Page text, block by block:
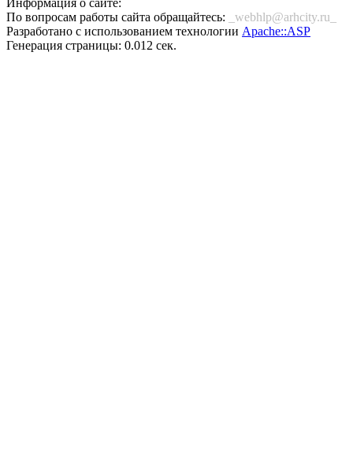
Информация о сайте:
По вопросам работы сайта обращайтесь:
_webhlp@arhcity.ru_
Разработано с использованием технологии Apache::ASP
Генерация страницы: 0.012 сек.